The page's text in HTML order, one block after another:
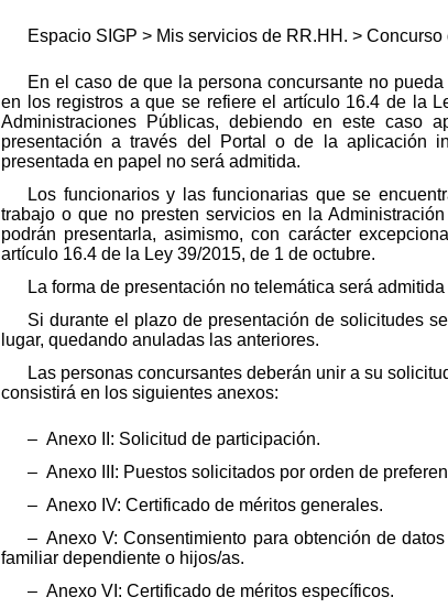
Espacio SIGP > Mis servicios de RR.HH. > Concurso
En el caso de que la persona concursante no
en los registros a que se refiere el artículo 16.4 de la
Administraciones Públicas, debiendo en este caso
presentación a través del Portal o de la aplicación
presentada en papel no será admitida.
Los funcionarios y las funcionarias que se
trabajo o que no presten servicios en la
podrán presentarla, asimismo, con carácter
artículo 16.4 de la Ley 39/2015, de 1 de octubre.
La forma de presentación no telemática será
Si durante el plazo de presentación de solicitudes
lugar, quedando anuladas las anteriores.
Las personas concursantes deberán unir a su
consistirá en los siguientes anexos:
– Anexo II: Solicitud de participación.
– Anexo III: Puestos solicitados por orden de
– Anexo IV: Certificado de méritos generales.
– Anexo V: Consentimiento para obtención de
familiar dependiente o hijos/as.
– Anexo VI: Certificado de méritos específicos.